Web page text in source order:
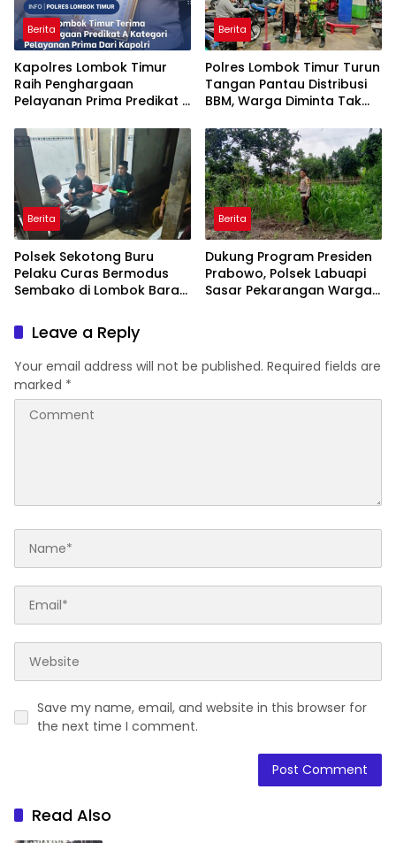
Berita
Kapolres Lombok Timur
Raih Penghargaan
Pelayanan Prima Predikat A
Berita
Polres Lombok Timur Turun
Tangan Pantau Distribusi
BBM, Warga Diminta Tak
Berita
Polsek Sekotong Buru
Pelaku Curas Bermodus
Sembako di Lombok Barat,
Hoaks
Berita
Dukung Program Presiden
Prabowo, Polsek Labuapi
Sasar Pekarangan Warga
Leave a Reply
Your email address will not be published. Required fields are
marked *
Save my name, email, and website in this browser for
the next time I comment.
Read Also